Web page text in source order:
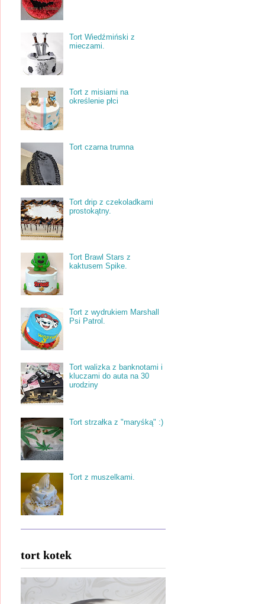
Tort Wiedźmiński z
mieczami.
Tort z misiami na
określenie płci
Tort czarna trumna
Tort drip z czekoladkami
prostokątny.
Tort Brawl Stars z
kaktusem Spike.
Tort z wydrukiem Marshall
Psi Patrol.
Tort walizka z banknotami i
kluczami do auta na 30
urodziny
Tort strzałka z "maryśką" :)
Tort z muszelkami.
tort kotek